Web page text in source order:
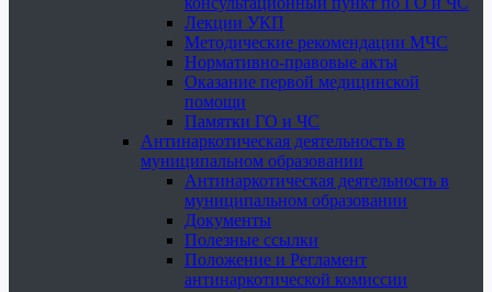
Лекции УКП
Методические рекомендации МЧС
Нормативно-правовые акты
Оказание первой медицинской
помощи
Памятки ГО и ЧС
Антинаркотическая деятельность в
муниципальном образовании
Антинаркотическая деятельность в
муниципальном образовании
Документы
Полезные ссылки
Положение и Регламент
антинаркотической комиссии